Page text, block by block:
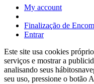
My account
Finalização de
Entrar
Este site usa cookies
serviços e mostrar a
analisando seus
seu uso, pressione o botão